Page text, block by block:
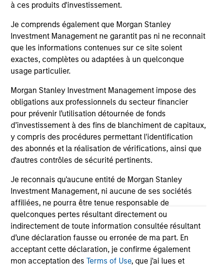
à ces produits d'investissement.
Je comprends également que Morgan Stanley
Investment Management ne garantit pas ni ne reconnait
que les informations contenues sur ce site soient
exactes, complètes ou adaptées à un quelconque
usage particulier.
Morgan Stanley Investment Management impose des
obligations aux professionnels du secteur financier
pour prévenir l’utilisation détournée de fonds
d’investissement à des fins de blanchiment de capitaux,
y compris des procédures permettant l'identification
des abonnés et la réalisation de vérifications, ainsi que
d'autres contrôles de sécurité pertinents.
Je reconnais qu'aucune entité de Morgan Stanley
Investment Management, ni aucune de ses sociétés
affiliées, ne pourra être tenue responsable de
quelconques pertes résultant directement ou
indirectement de toute information consultée résultant
d’une déclaration fausse ou erronée de ma part. En
acceptant cette déclaration, je confirme également
mon acceptation desTerms of Use, que j'ai lues et
May not represent all Team Members.
The information on this page is for informational
purposes only. The information contained herein does
not constitute and should not be construed as an
offering of advisory services or an offer to sell or a
solicitation of an offer to buy any securities in any
jurisdiction in which such offer or solicitation,
purchase or sale would be unlawful under the
securities, insurance or other laws of such jurisdiction.
All investing involves risks, including a loss of principal.
Please refer to the strategy detail page for important
information on the strategy, including additional risk
considerations.